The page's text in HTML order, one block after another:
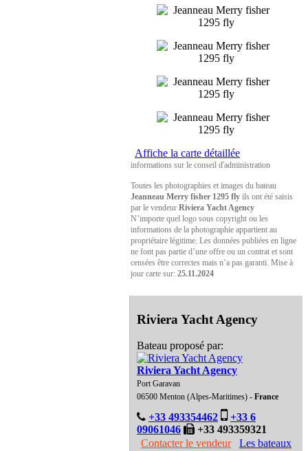
Affiche la carte détaillée
informations sur le conseil d'administration
Toutes les photographies et images du bateau
Jeanneau Merry fisher 1295 fly ils ont été saisis
par le vendeur Riviera Yacht Agency
N’importe quel logo sous copyright ou les
informations de la photographie appartient au
propriétaire légitime. Les données publiées en ligne
ne font pas partie d’une offre ou un contrat et sont
censées être correctes mais n’a pas garanti. Mise à
jour carte sur: 25.11.2024
Riviera Yacht Agency
Bateau proposé par:
Riviera Yacht Agency
Port Garavan
06500 Menton (Alpes-Maritimes) - France
+33 493354462
+33 6
09061046
+33 493359321
Contacter le vendeur
Les bateaux